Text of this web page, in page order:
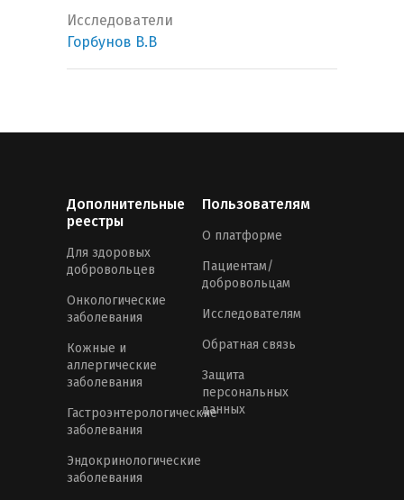
Исследователи
Горбунов В.В
Дополнительные
реестры
Для здоровых
добровольцев
Онкологические
заболевания
Кожные и
аллергические
заболевания
Гастроэнтерологические
заболевания
Эндокринологические
заболевания
Пользователям
О платформе
Пациентам/
добровольцам
Исследователям
Обратная связь
Защита
персональных
данных